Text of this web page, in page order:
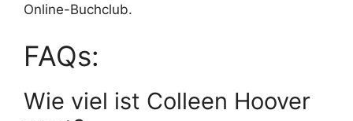
Online-Buchclub.
FAQs:
Wie viel ist Colleen Hoover